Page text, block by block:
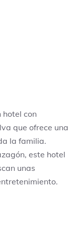
hotel con
que ofrece una
la familia.
este hotel
unas